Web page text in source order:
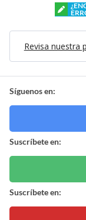
Revisa nuestra
Síguenos en:
Suscríbete en:
Suscríbete en: